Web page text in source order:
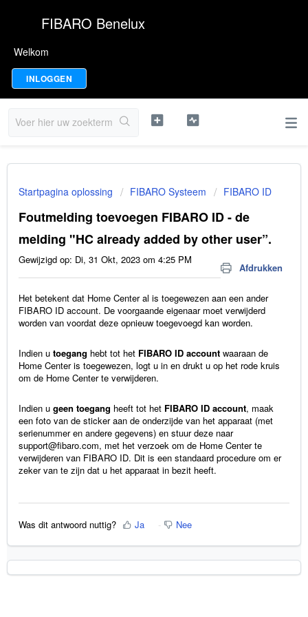
FIBARO Benelux
Welkom
INLOGGEN
Startpagina oplossing FIBARO Systeem FIBARO ID
Foutmelding toevoegen FIBARO ID - de
melding "HC already added by other user”.
Afdrukken
Gewijzigd op: Di, 31 Okt, 2023 om 4:25 PM
Het betekent dat Home Center al is toegewezen aan een ander
FIBARO ID account. De voorgaande eigenaar moet verwijderd
worden van voordat deze opnieuw toegevoegd kan worden.
Indien u toegang hebt tot het FIBARO ID account waaraan de
Home Center is toegewezen, logt u in en drukt u op het rode kruis
om de Home Center te verwijderen.
Indien u geen toegang heeft tot het FIBARO ID account, maak
een foto van de sticker aan de onderzijde van het apparaat (met
serienummer en andere gegevens) en stuur deze naar
support@fibaro.com, met het verzoek om de Home Center te
verwijderen van FIBARO ID. Dit is een standaard procedure om er
zeker van te zijn dat u het apparaat in bezit heeft.
Was dit antwoord nuttig? Ja Nee